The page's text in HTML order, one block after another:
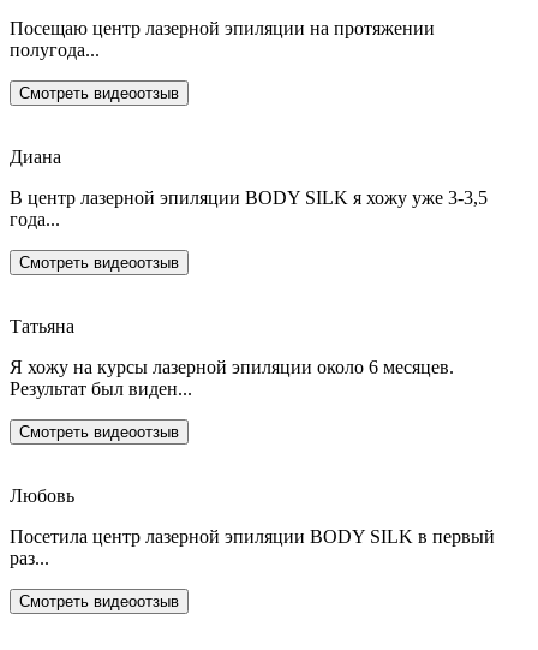
Посещаю центр лазерной эпиляции на протяжении
полугода...
Смотреть видеоотзыв
Диана
В центр лазерной эпиляции BODY SILK я хожу уже 3-3,5
года...
Смотреть видеоотзыв
Татьяна
Я хожу на курсы лазерной эпиляции около 6 месяцев.
Результат был виден...
Смотреть видеоотзыв
Любовь
Посетила центр лазерной эпиляции BODY SILK в первый
раз...
Смотреть видеоотзыв